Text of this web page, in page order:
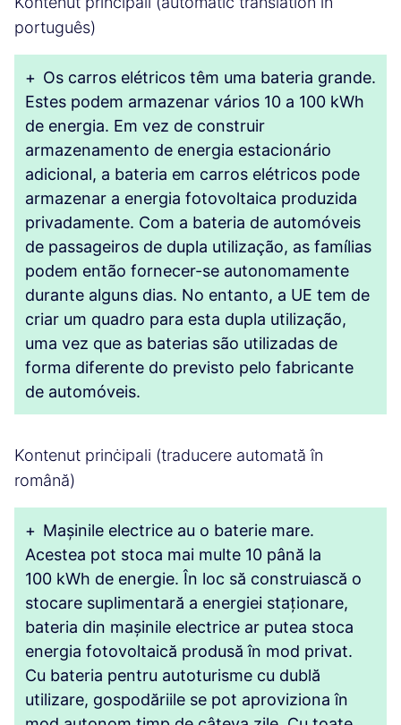
português)
+ Os carros elétricos têm uma bateria grande.
Estes podem armazenar vários 10 a 100 kWh
de energia. Em vez de construir
armazenamento de energia estacionário
adicional, a bateria em carros elétricos pode
armazenar a energia fotovoltaica produzida
privadamente. Com a bateria de automóveis
de passageiros de dupla utilização, as famílias
podem então fornecer-se autonomamente
durante alguns dias. No entanto, a UE tem de
criar um quadro para esta dupla utilização,
uma vez que as baterias são utilizadas de
forma diferente do previsto pelo fabricante
de automóveis.
Kontenut prinċipali (traducere automată în
română)
+ Mașinile electrice au o baterie mare.
Acestea pot stoca mai multe 10 până la
100 kWh de energie. În loc să construiască o
stocare suplimentară a energiei staționare,
bateria din mașinile electrice ar putea stoca
energia fotovoltaică produsă în mod privat.
Cu bateria pentru autoturisme cu dublă
utilizare, gospodăriile se pot aproviziona în